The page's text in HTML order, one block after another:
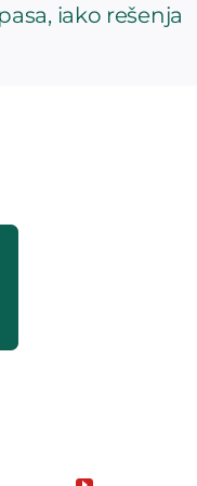
iako rešenja